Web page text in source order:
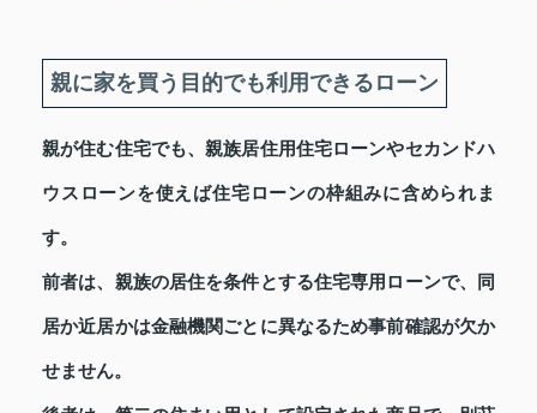
親に家を買う目的でも利用できるローン
親が住む住宅でも、親族居住用住宅ローンやセカンドハ
ウスローンを使えば住宅ローンの枠組みに含められま
す。
前者は、親族の居住を条件とする住宅専用ローンで、同
居か近居かは金融機関ごとに異なるため事前確認が欠か
せません。